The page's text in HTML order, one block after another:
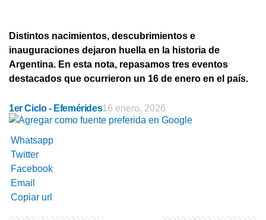
Distintos nacimientos, descubrimientos e
inauguraciones dejaron huella en la historia de
Argentina. En esta nota, repasamos tres eventos
destacados que ocurrieron un 16 de enero en el país.
1er Ciclo - Efemérides16 enero, 2026
Whatsapp
Twitter
Facebook
Email
Copiar url